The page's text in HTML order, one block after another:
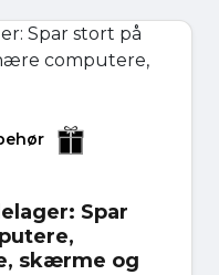
Spar
skærme og